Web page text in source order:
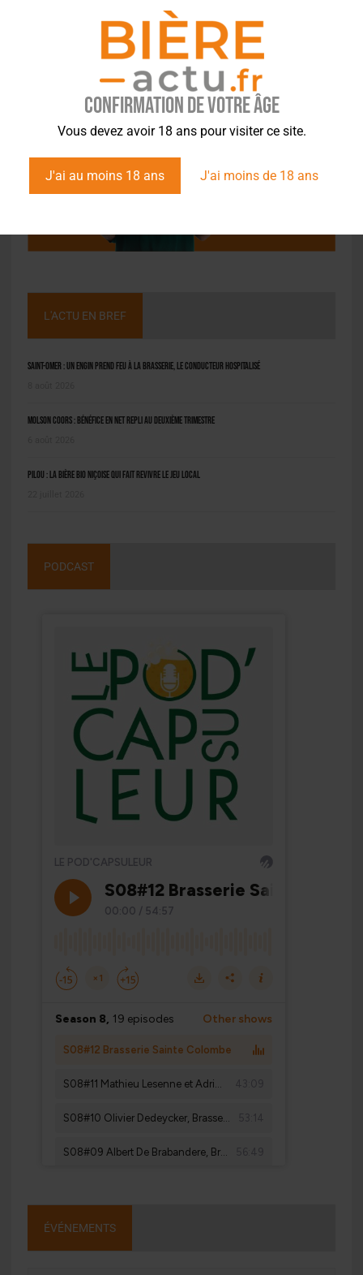
Confirmation de votre âge
Vous devez avoir 18 ans pour visiter ce site.
J'ai au moins 18 ans J'ai moins de 18 ans
L'ACTU EN BREF
Saint-Omer : un engin prend feu à la brasserie, le conducteur hospitalisé
Molson Coors : bénéfice en net repli au deuxième trimestre
Pilou : la bière bio niçoise qui fait revivre le jeu local
PODCAST
ÉVÉNEMENTS